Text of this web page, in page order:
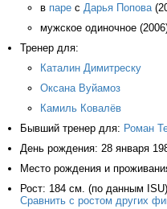
в паре с Дарья Попова
мужское одиночное
Тренер для:
Каталин Димитреску
Оксана Вуйамоз
Камиль Ковалёв
Бывший тренер для: Роман
День рождения: 28 января
Место рождения и
Рост: 184 см. (по данным ISU)
Сравнить с ростом других